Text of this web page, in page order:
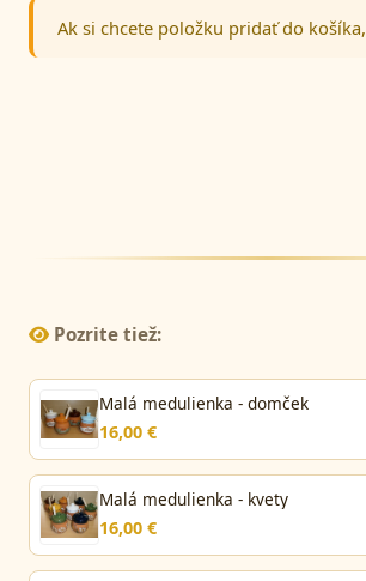
Ak si chcete položku pridať do košíka,
Pozrite tiež:
Malá medulienka - domček
16,00 €
Malá medulienka - kvety
16,00 €